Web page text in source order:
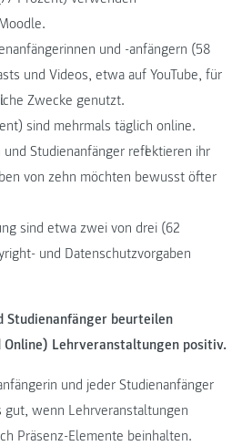
und -anfängern (58
und Videos, etwa auf YouTube, für
Zwecke genutzt.
sind mehrmals täglich online.
Studienanfänger reflektieren ihr
von zehn möchten bewusst öfter
sind etwa zwei von drei (62
und Datenschutzvorgaben
Studienanfänger beurteilen
Lehrveranstaltungen positiv.
und jeder Studienanfänger
wenn Lehrveranstaltungen
Präsenz-Elemente beinhalten.